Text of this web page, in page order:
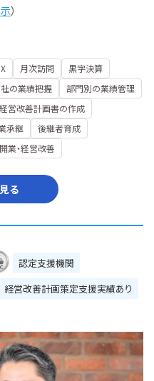
）
月次訪問
黒字決算
の業績把握
部門別の業績管理
経営改善計画書の作成
承継
後継者育成
業・経営改善
る
認定支援機関
経営改善計画策定支援実績あり